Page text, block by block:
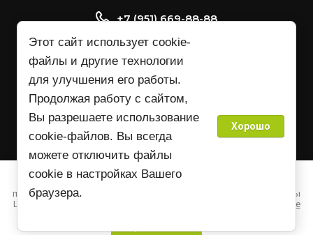
© 2018 - 2026
Политика конфиденциальности
+7 (951) 669-88-88
Пн-Сб: 10:00 - 18:00
Санкт-Петербург. Ломаная улица, д11
к2, офис26. 1 этаж.
ofice26@bk.ru
Этот сайт использует файлы cookie и метаданные. Продолжая
просматривать его, Вы выражаете свое согласие на обработку
персональных данных с использованием метрической программы
LiveInternet в соответствии с
Политикой обработки файлов cookie
Этот сайт использует cookie-
файлы и другие технологии
для улучшения его работы.
Продолжая работу с сайтом,
Вы разрешаете использование
cookie-файлов. Вы всегда
можете отключить файлы
cookie в настройках Вашего
браузера.
Хорошо